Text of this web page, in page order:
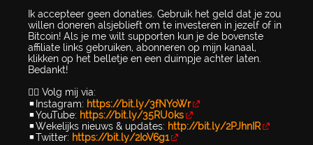
Ik accepteer geen donaties. Gebruik het geld dat je zou
willen doneren alsjeblieft om te investeren in jezelf of in
Bitcoin! Als je me wilt supporten kun je de bovenste
affiliate links gebruiken, abonneren op mijn kanaal,
klikken op het belletje en een duimpje achter laten.
Bedankt!
👉🏻 Volg mij via:
▪️Instagram: https://bit.ly/3fNYoWr
▪️YouTube: https://bit.ly/35RU0ks
▪️Wekelijks nieuws & updates: http://bit.ly/2PJhnIR
▪️Twitter: https://bit.ly/2IoV6g1